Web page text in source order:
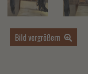
Bild vergrößern